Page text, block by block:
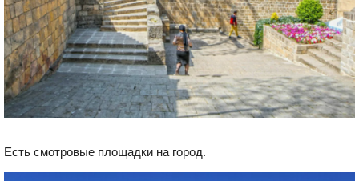
Есть смотровые площадки на город.